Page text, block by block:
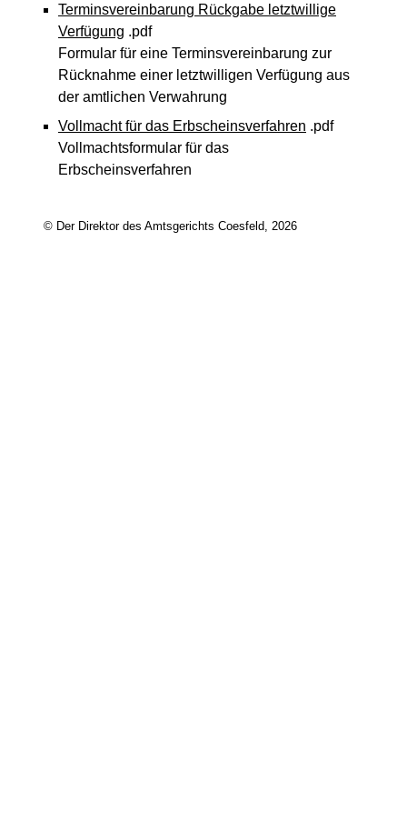
Terminsvereinbarung Rückgabe letztwillige
Verfügung .pdf
Formular für eine Terminsvereinbarung zur
Rücknahme einer letztwilligen Verfügung aus
der amtlichen Verwahrung
Vollmacht für das Erbscheinsverfahren .pdf
Vollmachtsformular für das
Erbscheinsverfahren
© Der Direktor des Amtsgerichts Coesfeld, 2026